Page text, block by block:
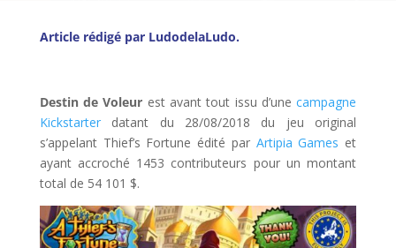
Article rédigé par LudodelaLudo.
Destin de Voleur est avant tout issu d’unecampagne
Kickstarterdatant du 28/08/2018 du jeu original
s’appelant Thief’s Fortune édité par Artipia Games et
ayant accroché 1453 contributeurs pour un montant
total de 54 101 $.